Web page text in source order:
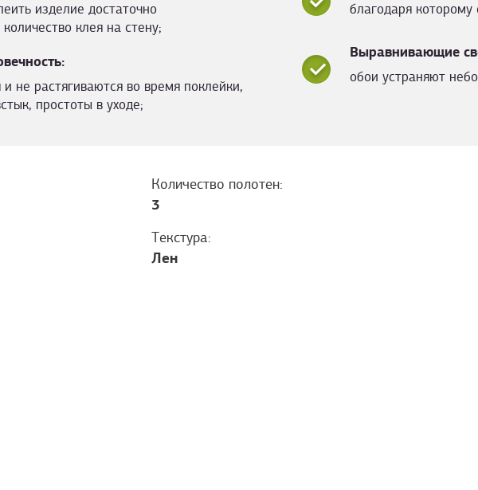
изделие достаточно
клея на стену;
благодаря
Выравнивающие
обои устраняют
не растягиваются во время поклейки,
простоты в уходе;
Количество полотен:
3
Текстура:
Лен